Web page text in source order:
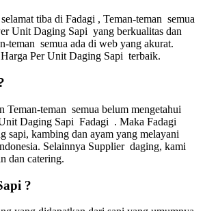
tiba di Fadagi , Teman-teman semua
Unit Daging Sapi yang berkualitas dan
teman semua ada di web yang akurat.
Per Unit Daging Sapi terbaik.
Teman-teman semua belum mengetahui
Daging Sapi Fadagi . Maka Fadagi
sapi, kambing dan ayam yang melayani
Selainnya Supplier daging, kami
dan catering.
?